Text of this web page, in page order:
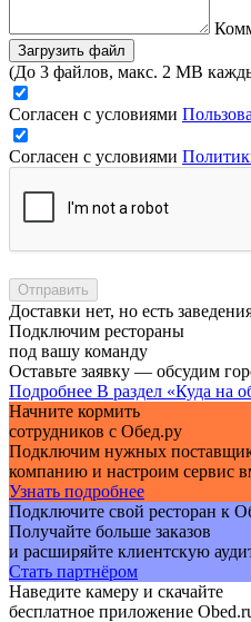
Загрузить файл
(До 3 файлов, макс. 2 MB
Согласен с условиями
Согласен с условиями
Отправить
Доставки нет, но есть
Подключим рестораны
под вашу команду
Оставьте заявку — обсудим
Подробнее В раздел «Куда на
Начните кормить
сотрудников с Обед.ру
Подключим нужных
компанию и настроим сервис
Узнать подробнее
Подключите свой ресторан к
Получайте больше заказов
и расширяйте клиентскую
Стать партнёром
Наведите камеру и скачайте
бесплатное приложение